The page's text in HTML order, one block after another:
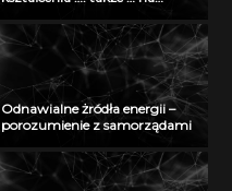
Radiu Akadera – 11 grudzień
2012
Odnawialne żródła energii –
porozumienie z samorządami